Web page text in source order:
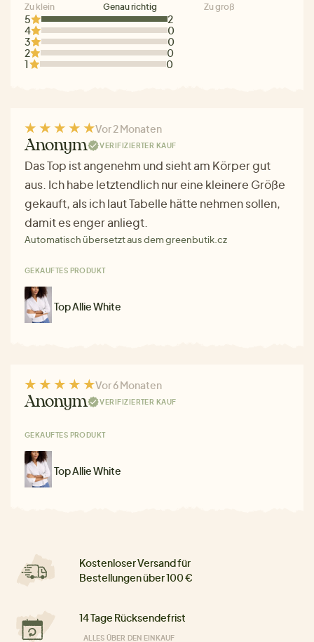
5
2
4
0
3
0
2
0
1
0
Zu klein Genau richtig Zu groß
Vor 2 Monaten
Anonym VERIFIZIERTER KAUF
Das Top ist angenehm und sieht am Körper gut
aus. Ich habe letztendlich nur eine kleinere Größe
gekauft, als ich laut Tabelle hätte nehmen sollen,
damit es enger anliegt.
Automatisch übersetzt aus dem greenbutik.cz
GEKAUFTES PRODUKT
Top Allie White
Vor 6 Monaten
Anonym VERIFIZIERTER KAUF
GEKAUFTES PRODUKT
Top Allie White
Kostenloser Versand für
Bestellungen über 100 €
14 Tage Rücksendefrist
ALLES ÜBER DEN EINKAUF